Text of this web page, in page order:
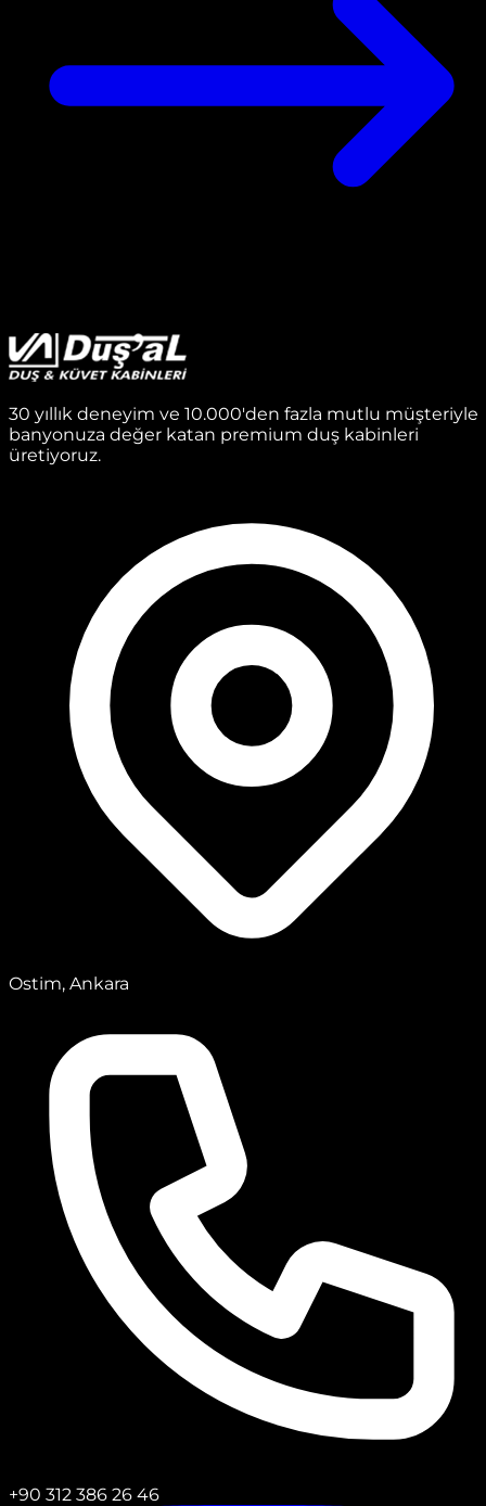
30 yıllık deneyim ve 10.000'den fazla mutlu müşteriyle
banyonuza değer katan premium duş kabinleri
üretiyoruz.
Ostim, Ankara
+90 312 386 26 46